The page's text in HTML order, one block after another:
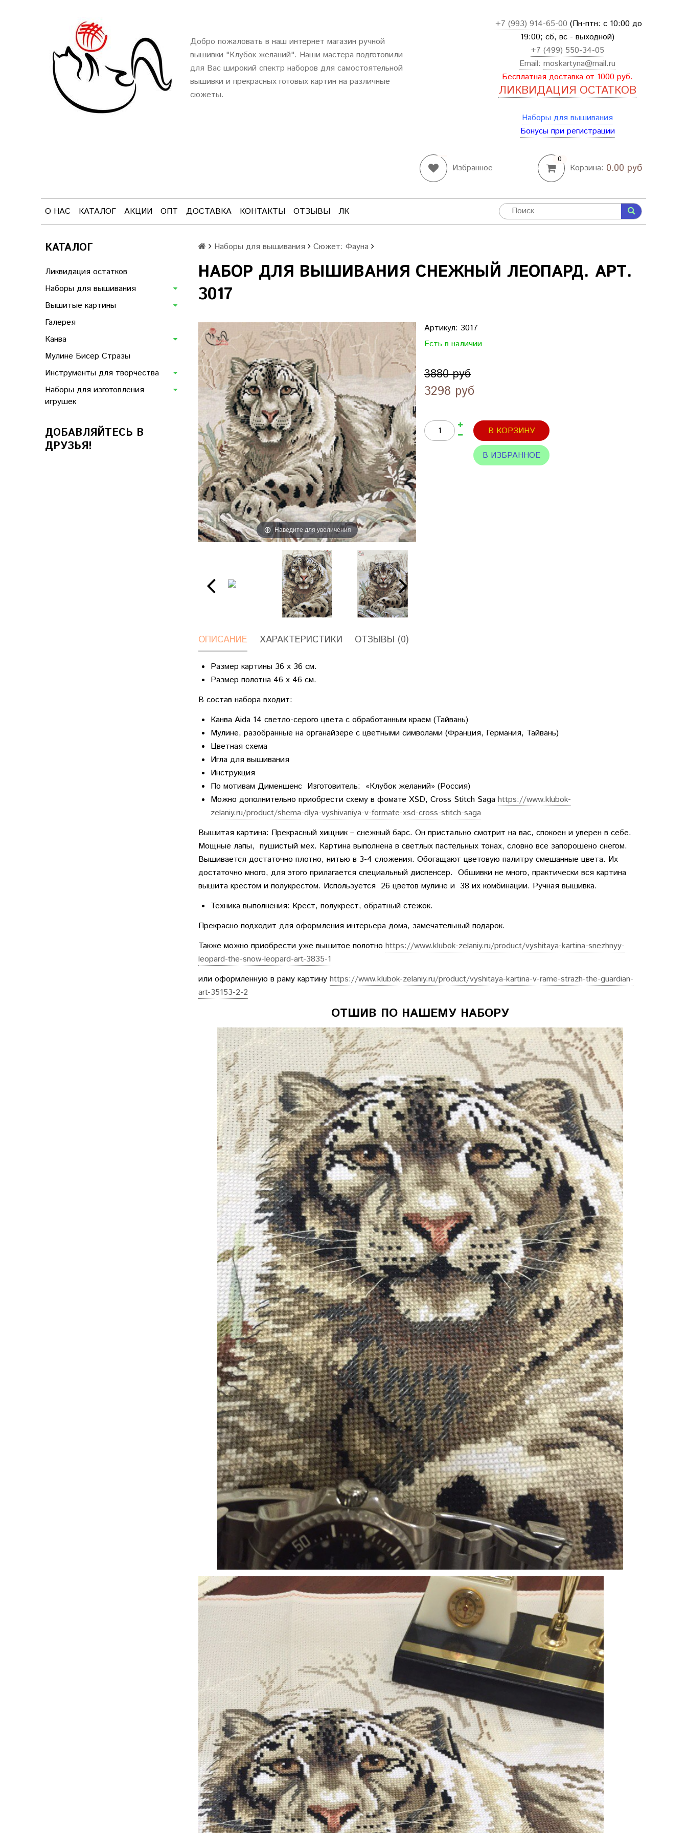
Добро пожаловать в наш интернет магазин ручной
вышивки "Клубок желаний". Наши мастера подготовили
для Вас широкий спектр наборов для самостоятельной
вышивки и прекрасных готовых картин на различные
сюжеты.
+7 (993) 914-65-00 (Пн-птн: с 10:00 до
19:00; сб, вс - выходной)
+7 (499) 550-34-05
Email: moskartyna@mail.ru
Бесплатная доставка от 1000 руб.
ЛИКВИДАЦИЯ ОСТАТКОВ
Наборы для вышивания
Бонусы при регистрации
Избранное
0
Корзина: 0.00 руб
О НАС КАТАЛОГ АКЦИИ ОПТ ДОСТАВКА КОНТАКТЫ ОТЗЫВЫ ЛК
КАТАЛОГ
Ликвидация остатков
Наборы для вышивания
Вышитые картины
Галерея
Канва
Мулине Бисер Стразы
Инструменты для творчества
Наборы для изготовления
игрушек
ДОБАВЛЯЙТЕСЬ В
ДРУЗЬЯ!
Наборы для вышивания Сюжет: Фауна
НАБОР ДЛЯ ВЫШИВАНИЯ СНЕЖНЫЙ ЛЕОПАРД. АРТ.
3017
Наведите для увеличения
Артикул: 3017
Есть в наличии
3880 руб
3298 руб
В КОРЗИНУ
В ИЗБРАННОЕ
ОПИСАНИЕ ХАРАКТЕРИСТИКИ ОТЗЫВЫ (0)
Размер картины 36 х 36 см.
Размер полотна 46 х 46 см.
В состав набора входит:
Канва Aida 14 светло-серого цвета с обработанным краем (Тайвань)
Мулине, разобранные на органайзере с цветными символами (Франция, Германия, Тайвань)
Цветная схема
Игла для вышивания
Инструкция
По мотивам Дименшенс Изготовитель: «Клубок желаний» (Россия)
Можно дополнительно приобрести схему в фомате XSD, Cross Stitch Saga https://www.klubok-
zelaniy.ru/product/shema-dlya-vyshivaniya-v-formate-xsd-cross-stitch-saga
Вышитая картина: Прекрасный хищник – снежный барс. Он пристально смотрит на вас, спокоен и уверен в себе.
Мощные лапы, пушистый мех. Картина выполнена в светлых пастельных тонах, словно все запорошено снегом.
Вышивается достаточно плотно, нитью в 3-4 сложения. Обогащают цветовую палитру смешанные цвета. Их
достаточно много, для этого прилагается специальный диспенсер. Обшивки не много, практически вся картина
вышита крестом и полукрестом. Используется 26 цветов мулине и 38 их комбинации. Ручная вышивка.
Техника выполнения: Крест, полукрест, обратный стежок.
Прекрасно подходит для оформления интерьера дома, замечательный подарок.
Также можно приобрести уже вышитое полотно https://www.klubok-zelaniy.ru/product/vyshitaya-kartina-snezhnyy-
leopard-the-snow-leopard-art-3835-1
или оформленную в раму картину https://www.klubok-zelaniy.ru/product/vyshitaya-kartina-v-rame-strazh-the-guardian-
art-35153-2-2
ОТШИВ ПО НАШЕМУ НАБОРУ